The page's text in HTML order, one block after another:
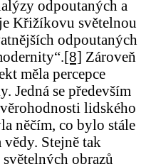
odpoutaných a
Křižíkovu světelnou
odpoutaných
[8] Zároveň
měla percepce
Jedná se především
lidského
něčím, co bylo stále
Stejně tak
obrazů